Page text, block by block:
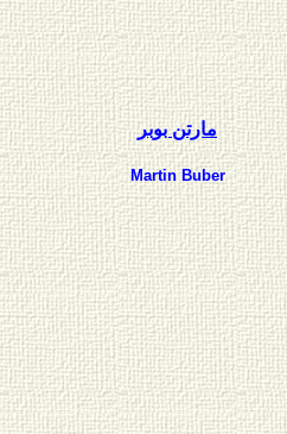
مارتن بوبر
Martin Buber